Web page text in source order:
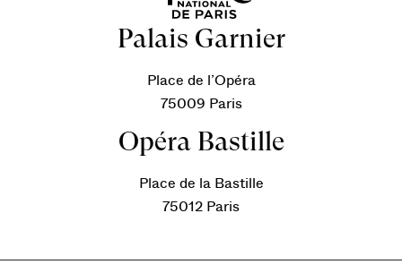
Palais Garnier
Place de l’Opéra
75009 Paris
Opéra Bastille
Place de la Bastille
75012 Paris